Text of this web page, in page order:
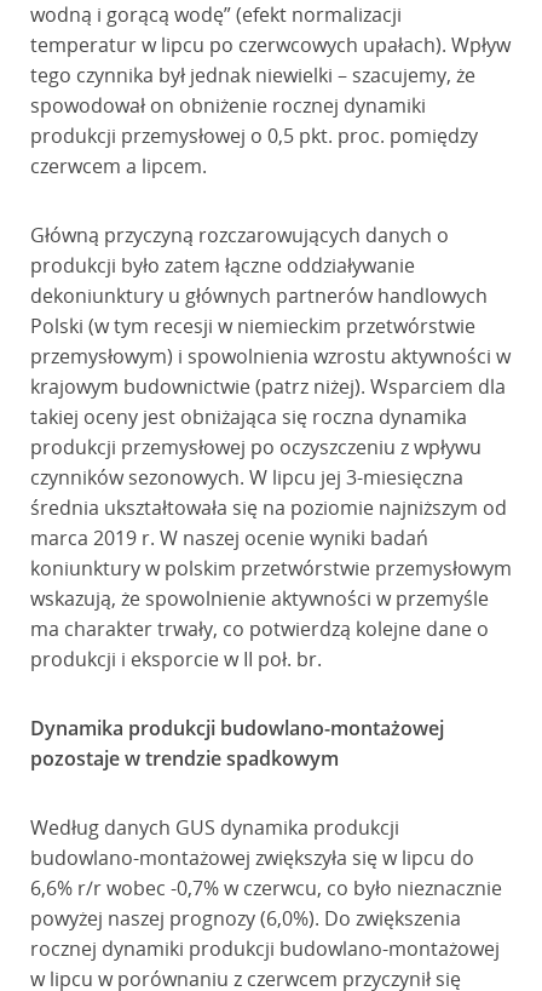
wodną i gorącą wodę” (efekt normalizacji
temperatur w lipcu po czerwcowych upałach). Wpływ
tego czynnika był jednak niewielki – szacujemy, że
spowodował on obniżenie rocznej dynamiki
produkcji przemysłowej o 0,5 pkt. proc. pomiędzy
czerwcem a lipcem.
Główną przyczyną rozczarowujących danych o
produkcji było zatem łączne oddziaływanie
dekoniunktury u głównych partnerów handlowych
Polski (w tym recesji w niemieckim przetwórstwie
przemysłowym) i spowolnienia wzrostu aktywności w
krajowym budownictwie (patrz niżej). Wsparciem dla
takiej oceny jest obniżająca się roczna dynamika
produkcji przemysłowej po oczyszczeniu z wpływu
czynników sezonowych. W lipcu jej 3-miesięczna
średnia ukształtowała się na poziomie najniższym od
marca 2019 r. W naszej ocenie wyniki badań
koniunktury w polskim przetwórstwie przemysłowym
wskazują, że spowolnienie aktywności w przemyśle
ma charakter trwały, co potwierdzą kolejne dane o
produkcji i eksporcie w II poł. br.
Dynamika produkcji budowlano-montażowej
pozostaje w trendzie spadkowym
Według danych GUS dynamika produkcji
budowlano-montażowej zwiększyła się w lipcu do
6,6% r/r wobec -0,7% w czerwcu, co było nieznacznie
powyżej naszej prognozy (6,0%). Do zwiększenia
rocznej dynamiki produkcji budowlano-montażowej
w lipcu w porównaniu z czerwcem przyczynił się